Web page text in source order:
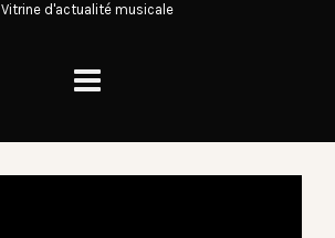
Vitrine d'actualité musicale